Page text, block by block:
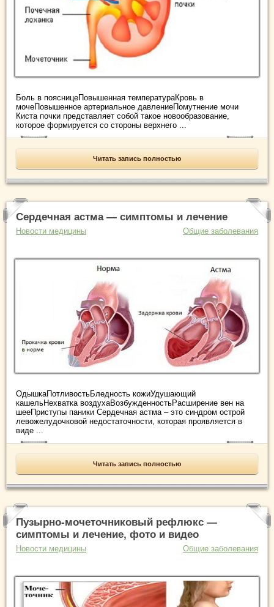
Боль в поясницеПовышенная температураКровь в
мочеПовышенное артериальное давлениеПомутнение мочи
Киста почки представляет собой такое новообразование,
которое формируется со стороны верхнего ...
Читать запись полностью
Сердечная астма — симптомы и лечение
Новости медицины Общие заболевания
ОдышкаПотливостьБледность кожиУдушающий
кашельНехватка воздухаВозбужденностьРасширение вен на
шееПриступы паники Сердечная астма – это синдром острой
левожелудочковой недостаточности, которая проявляется в
виде ...
Читать запись полностью
Пузырно-мочеточниковый рефлюкс —
симптомы и лечение, фото и видео
Новости медицины Общие заболевания